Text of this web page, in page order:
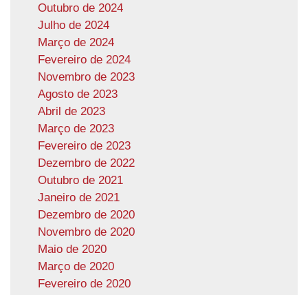
Outubro de 2024
Julho de 2024
Março de 2024
Fevereiro de 2024
Novembro de 2023
Agosto de 2023
Abril de 2023
Março de 2023
Fevereiro de 2023
Dezembro de 2022
Outubro de 2021
Janeiro de 2021
Dezembro de 2020
Novembro de 2020
Maio de 2020
Março de 2020
Fevereiro de 2020